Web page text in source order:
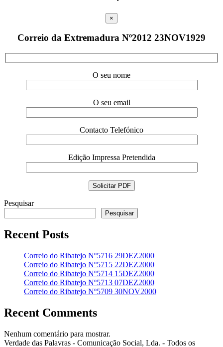
×
Correio da Extremadura Nº2012 23NOV1929
O seu nome
O seu email
Contacto Telefónico
Edição Impressa Pretendida
Pesquisar
Pesquisar
Recent Posts
Correio do Ribatejo Nº5716 29DEZ2000
Correio do Ribatejo Nº5715 22DEZ2000
Correio do Ribatejo Nº5714 15DEZ2000
Correio do Ribatejo Nº5713 07DEZ2000
Correio do Ribatejo Nº5709 30NOV2000
Recent Comments
Nenhum comentário para mostrar.
Verdade das Palavras - Comunicação Social, Lda. - Todos os